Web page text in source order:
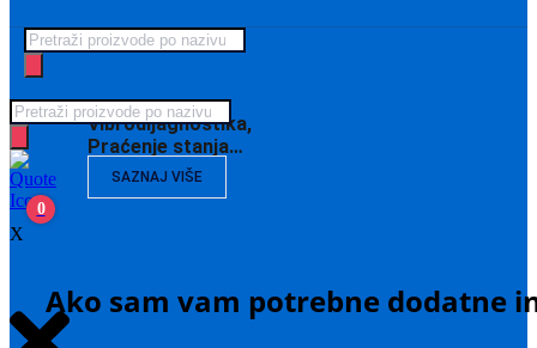
Vibrodijagnostika,
Praćenje stanja…
SAZNAJ VIŠE
Ako sam vam potrebne dodatne
Products
search
Products
search
0
X